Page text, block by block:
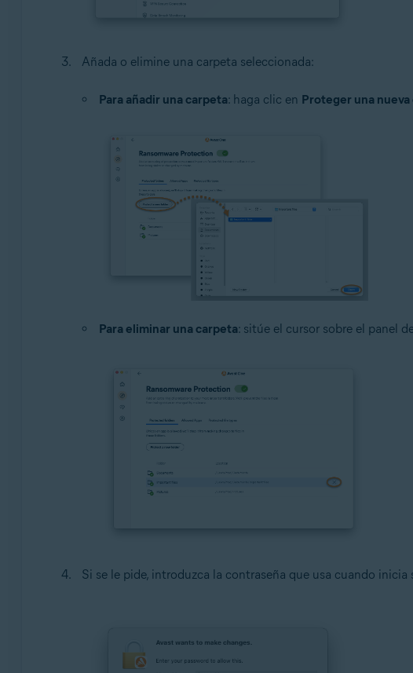
Añada o elimine una carpeta seleccionada:
Para añadir una carpeta: haga clic en Proteger una
Para eliminar una carpeta: sitúe el cursor sobre el panel
Si se le pide, introduzca la contraseña que usa cuando inicia